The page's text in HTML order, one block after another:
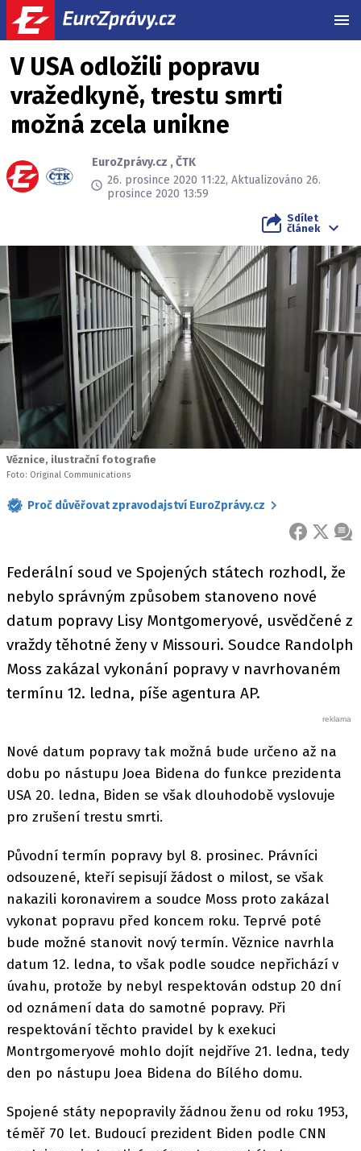
V USA odložili popravu
vražedkyně, trestu smrti
možná zcela unikne
EuroZprávy.cz ,ČTK
26. prosince 2020 11:22, Aktualizováno 26.
prosince 2020 13:59
Sdílet
článek
Věznice, ilustrační fotografie
Foto: Original Communications
Proč důvěřovat zpravodajství EuroZprávy.cz
FACEBOOK
X
Federální soud ve Spojených státech rozhodl, že
nebylo správným způsobem stanoveno nové
datum popravy Lisy Montgomeryové, usvědčené z
vraždy těhotné ženy v Missouri. Soudce Randolph
Moss zakázal vykonání popravy v navrhovaném
termínu 12. ledna, píše agentura AP.
Nové datum popravy tak možná bude určeno až na
dobu po nástupu Joea Bidena do funkce prezidenta
USA 20. ledna, Biden se však dlouhodobě vyslovuje
pro zrušení trestu smrti.
Původní termín popravy byl 8. prosinec. Právníci
odsouzené, kteří sepisují žádost o milost, se však
nakazili koronavirem a soudce Moss proto zakázal
vykonat popravu před koncem roku. Teprvé poté
bude možné stanovit nový termín. Věznice navrhla
datum 12. ledna, to však podle soudce nepřichází v
úvahu, protože by nebyl respektován odstup 20 dní
od oznámení data do samotné popravy. Při
respektování těchto pravidel by k exekuci
Montrgomeryové mohlo dojít nejdříve 21. ledna, tedy
den po nástupu Joea Bidena do Bílého domu.
Spojené státy nepopravily žádnou ženu od roku 1953,
téměř 70 let. Budoucí prezident Biden podle CNN